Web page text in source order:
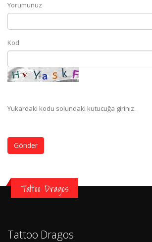
Yorumunuz
Kod
Yukardaki kodu solundaki kutucuğa giriniz.
Gönder
Tattoo Dragos
Tattoo Dragos